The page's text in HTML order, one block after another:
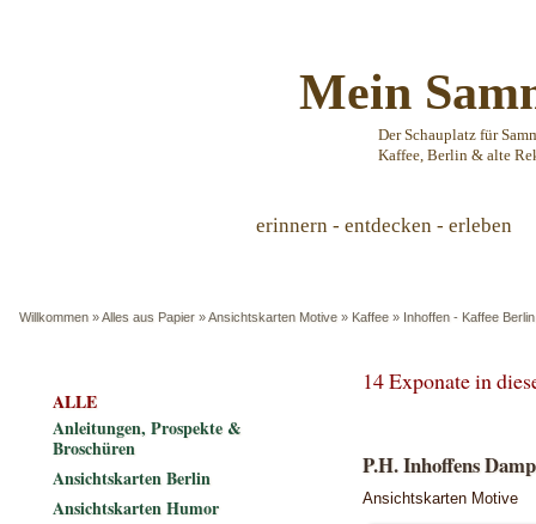
Mein
Der Schauplatz für
Kaffee, Berlin & alte
erinnern - entdecken - erleben
Willkommen »Alles aus Papier »Ansichtskarten Motive » Kaffee » Inhoffen - Kaffee Berlin
14 Exponate in
P.H. Inhoffens
Ansichtskarten Motive
ALLE
Anleitungen, Prospekte &
Broschüren
Ansichtskarten Berlin
Ansichtskarten Humor